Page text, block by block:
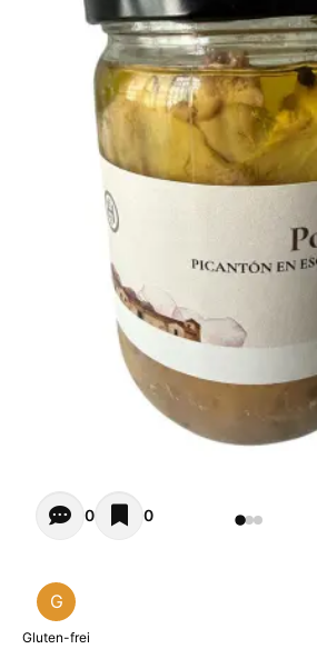
Opiniones - Zur Zeit gibt noch
0 0
G
Gluten-frei